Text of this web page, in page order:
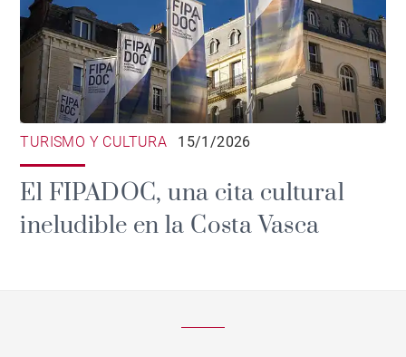
TURISMO Y CULTURA 15/1/2026
El FIPADOC, una cita cultural
ineludible en la Costa Vasca